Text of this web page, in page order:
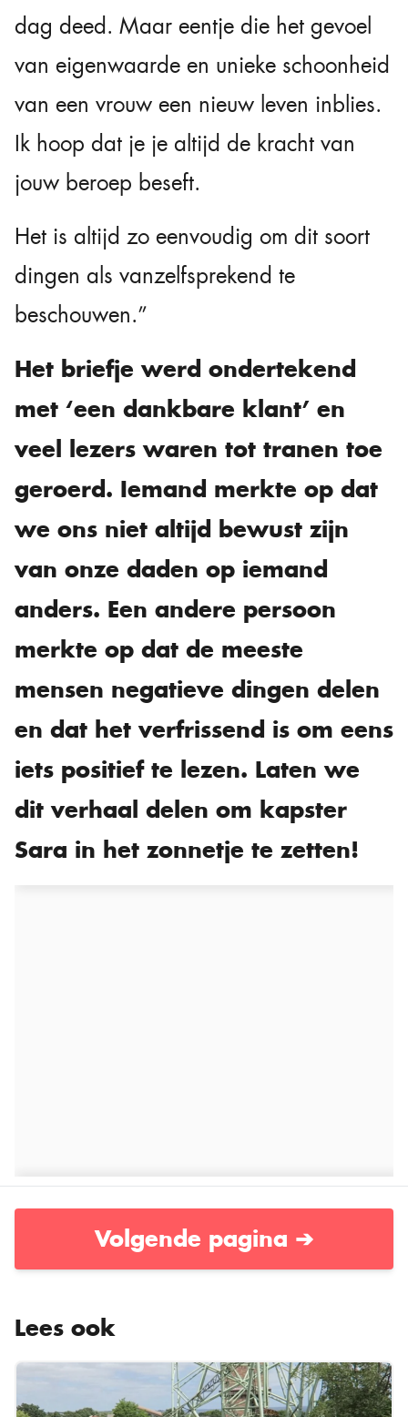
dag deed. Maar eentje die het gevoel
van eigenwaarde en unieke schoonheid
van een vrouw een nieuw leven inblies.
Ik hoop dat je je altijd de kracht van
jouw beroep beseft.
Het is altijd zo eenvoudig om dit soort
dingen als vanzelfsprekend te
beschouwen.”
Het briefje werd ondertekend
met ‘een dankbare klant’ en
veel lezers waren tot tranen toe
geroerd. Iemand merkte op dat
we ons niet altijd bewust zijn
van onze daden op iemand
anders. Een andere persoon
merkte op dat de meeste
mensen negatieve dingen delen
en dat het verfrissend is om eens
iets positief te lezen. Laten we
dit verhaal delen om kapster
Sara in het zonnetje te zetten!
Volgende pagina ➔
Lees ook